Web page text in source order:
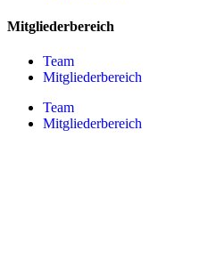
Mitgliederbereich
Team
Mitgliederbereich
Team
Mitgliederbereich